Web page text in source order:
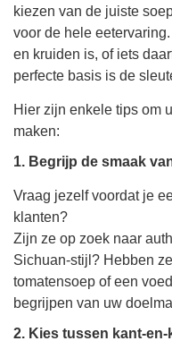
kiezen van de juiste
voor de hele
en kruiden is, of iets
perfecte basis is de
Hier zijn enkele tips om
maken:
1. Begrijp de smaak
Vraag jezelf voordat je
klanten?
Zijn ze op zoek naar
Sichuan-stijl? Hebben
tomatensoep of een
begrijpen van uw
2. Kies tussen kant-